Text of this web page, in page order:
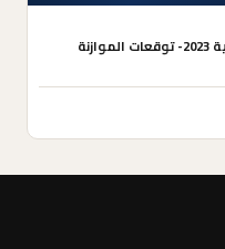
أحمد موسى جياد ـ صادرات العراق النفطية 2023- توقعات الموازنة